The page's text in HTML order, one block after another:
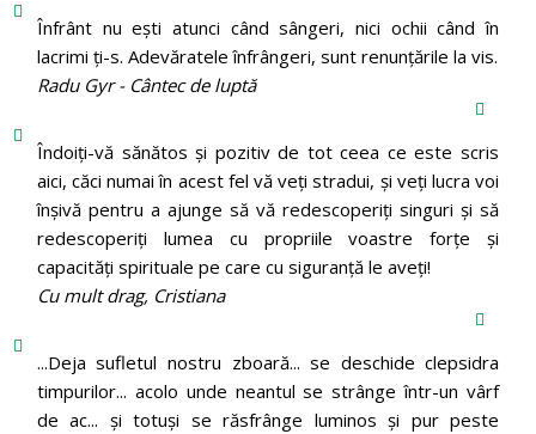
Înfrânt nu ești atunci când sângeri, nici ochii când în
lacrimi ți-s. Adevăratele înfrângeri, sunt renunțările la vis.
Radu Gyr - Cântec de luptă
Îndoiți-vă sănătos și pozitiv de tot ceea ce este scris
aici, căci numai în acest fel vă veți stradui, și veți lucra voi
înșivă pentru a ajunge să vă redescoperiți singuri și să
redescoperiți lumea cu propriile voastre forțe și
capacități spirituale pe care cu siguranță le aveți!
Cu mult drag, Cristiana
...Deja sufletul nostru zboară... se deschide clepsidra
timpurilor... acolo unde neantul se strânge într-un vârf
de ac... și totuși se răsfrânge luminos și pur peste